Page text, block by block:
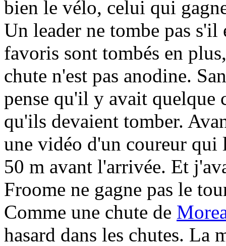
bien le vélo, celui qui
Un leader ne tombe pas
favoris sont tombés en
chute n'est pas anodine.
pense qu'il y avait quelque
qu'ils devaient tomber.
une vidéo d'un coureur qui
50 m avant l'arrivée. Et
Froome ne gagne pas le
Comme une chute de
hasard dans les chutes. La